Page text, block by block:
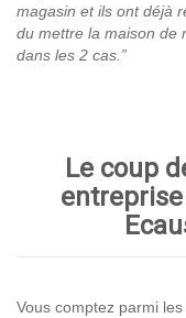
magasin et ils ont déjà
du mettre la maison de
dans les 2 cas.”
Le coup
Vous comptez parmi